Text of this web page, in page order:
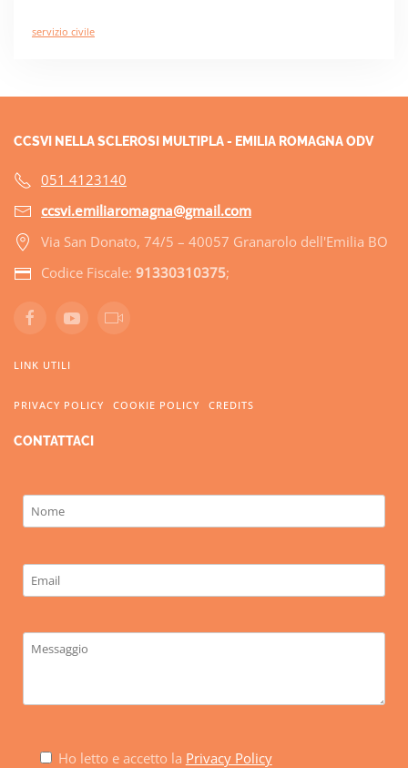
servizio civile
CCSVI NELLA SCLEROSI MULTIPLA - EMILIA ROMAGNA ODV
051 4123140
ccsvi.emiliaromagna@gmail.com
Via San Donato, 74/5 – 40057 Granarolo dell'Emilia BO
Codice Fiscale: 91330310375;
LINK UTILI
PRIVACY POLICY COOKIE POLICY CREDITS
CONTATTACI
Ho letto e accetto la Privacy Policy